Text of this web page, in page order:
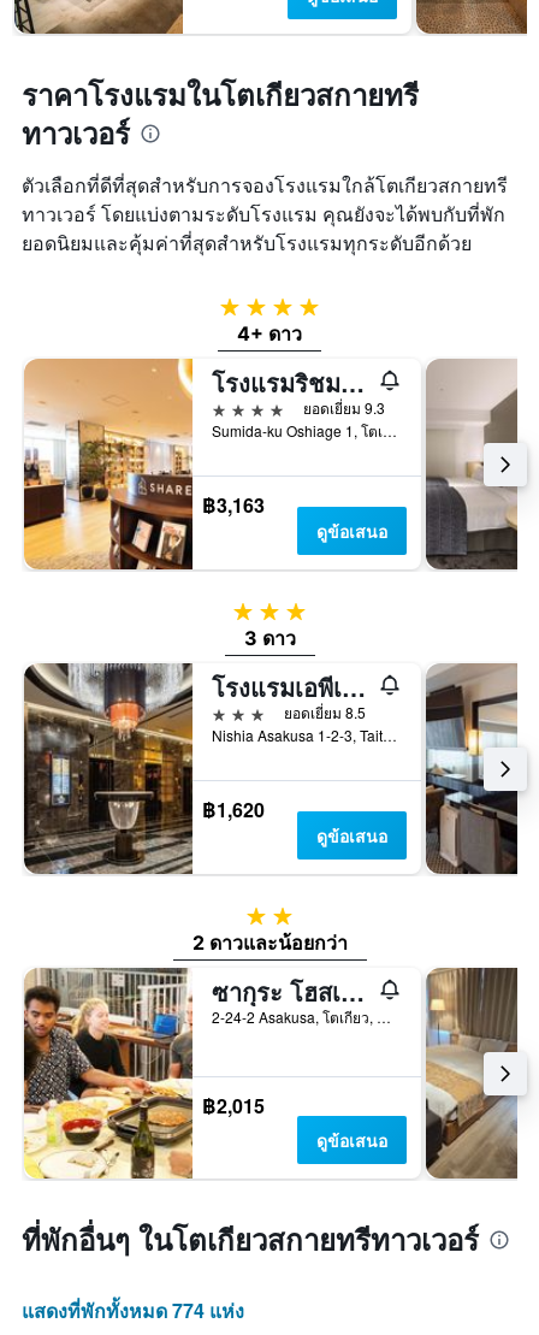
ราคาโรงแรมในโตเกียวสกายทรี
ทาวเวอร์
ตัวเลือกที่ดีที่สุดสำหรับการจองโรงแรมใกล้โตเกียวสกายทรี
ทาวเวอร์ โดยแบ่งตามระดับโรงแรม คุณยังจะได้พบกับที่พัก
ยอดนิยมและคุ้มค่าที่สุดสำหรับโรงแรมทุกระดับอีกด้วย
4 ดาว
4+ ดาว
โรงแรมริชมอนด์ พรีเมียร์ โตเกียว สโคลส์
4 ดาว
ยอดเยี่ยม 9.3
Sumida-ku Oshiage 1, โตเกียว, ญี่ปุ่น
฿3,163
ดูข้อเสนอ
3 ดาว
3 ดาว
โรงแรมเอพีเอ อาซากุสะ ทาวาระมาจิ เอกิมาเอะ
3 ดาว
ยอดเยี่ยม 8.5
Nishia Asakusa 1-2-3, Taito-ku, โตเกียว, ญี่ปุ่น
฿1,620
ดูข้อเสนอ
2 ดาว
2 ดาวและน้อยกว่า
ซากุระ โฮสเทล อาซากุสะ
2-24-2 Asakusa, โตเกียว, ญี่ปุ่น
฿2,015
ดูข้อเสนอ
ที่พักอื่นๆ ในโตเกียวสกายทรีทาวเวอร์
แสดงที่พักทั้งหมด 774 แห่ง